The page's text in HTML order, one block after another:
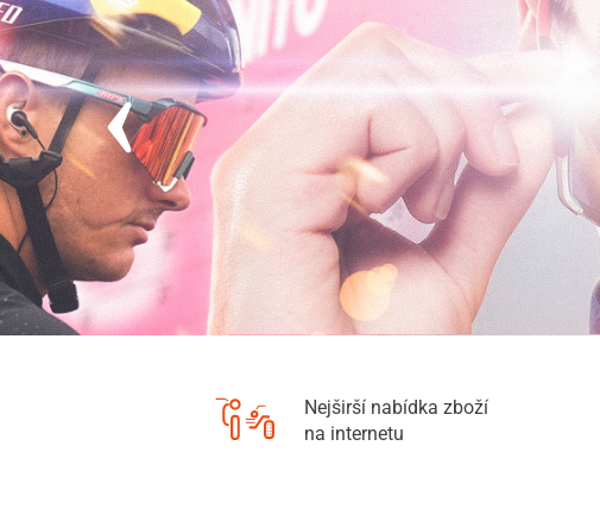
Nejširší nabídka zboží
na internetu